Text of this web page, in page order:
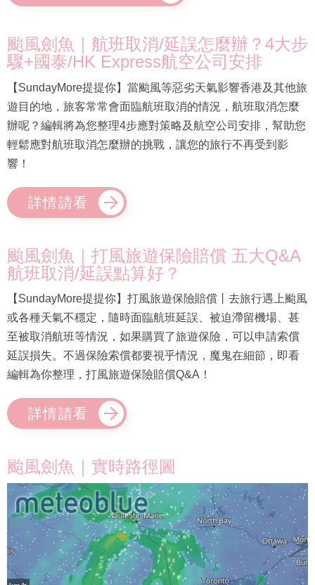
颱風劍魚｜航班取消/延誤怎麼辦？4大步
驟+國泰/HK Express航空公司安排
【SundayMore提提你】當颱風等惡劣天氣影響香港及其他旅
遊目的地，旅客常常會面臨航班取消的情況，航班取消怎麼
辦呢？編輯將為您整理4步應對策略及航空公司安排，幫助您
輕鬆應對航班取消怎麼辦的挑戰，讓您的旅行不再受到影
響！
詳情請看
颱風劍魚｜打風旅遊保險賠償 五大Q&A
航班取消/延誤點算好？
【SundayMore提提你】打風旅遊保險賠償丨去旅行遇上颱風
或各種天氣不穩定，隨時面臨航班延誤、被迫滯留機場、甚
至被取消航班等情況，如果購買了旅遊保險，可以申請索償
延誤損失。不過保險索償都要視乎情況，魔鬼在細節，即看
編輯為你整理，打風旅遊保險賠償Q&A！
詳情請看
颱風劍魚｜實時路徑圖